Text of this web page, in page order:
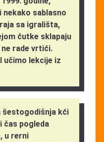
nekako sablasno
sa igrališta,
ćutke sklapaju
ne rade vrtići.
učimo lekcije iz
šestogodišnja kći
čas pogleda
u rerni